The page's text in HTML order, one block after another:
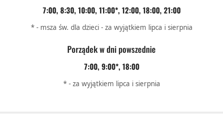
7:00, 8:30, 10:00, 11:00*, 12:00, 18:00, 21:00
* - msza św. dla dzieci - za wyjątkiem lipca i sierpnia
Porządek w dni powszednie
7:00, 9:00*, 18:00
* - za wyjątkiem lipca i sierpnia